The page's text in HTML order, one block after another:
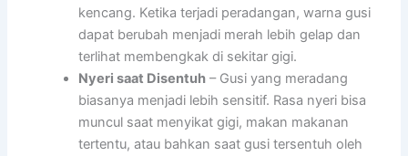
kencang. Ketika terjadi peradangan, warna gusi
dapat berubah menjadi merah lebih gelap dan
terlihat membengkak di sekitar gigi.
Nyeri saat Disentuh – Gusi yang meradang
biasanya menjadi lebih sensitif. Rasa nyeri bisa
muncul saat menyikat gigi, makan makanan
tertentu, atau bahkan saat gusi tersentuh oleh